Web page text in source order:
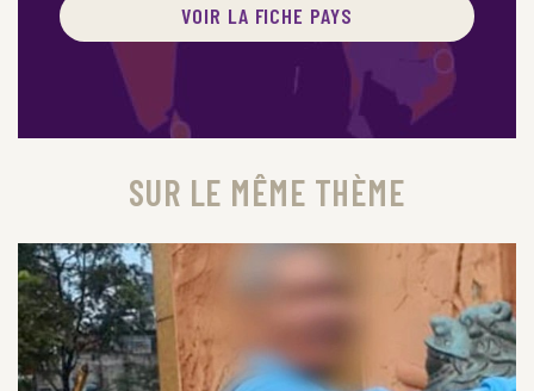
VOIR LA FICHE PAYS
SUR LE MÊME THÈME